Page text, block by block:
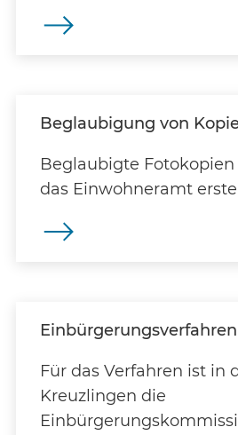
Beglaubigung von
Beglaubigte
das Einwohneramt
Für das Verfahren ist in
Kreuzlingen die